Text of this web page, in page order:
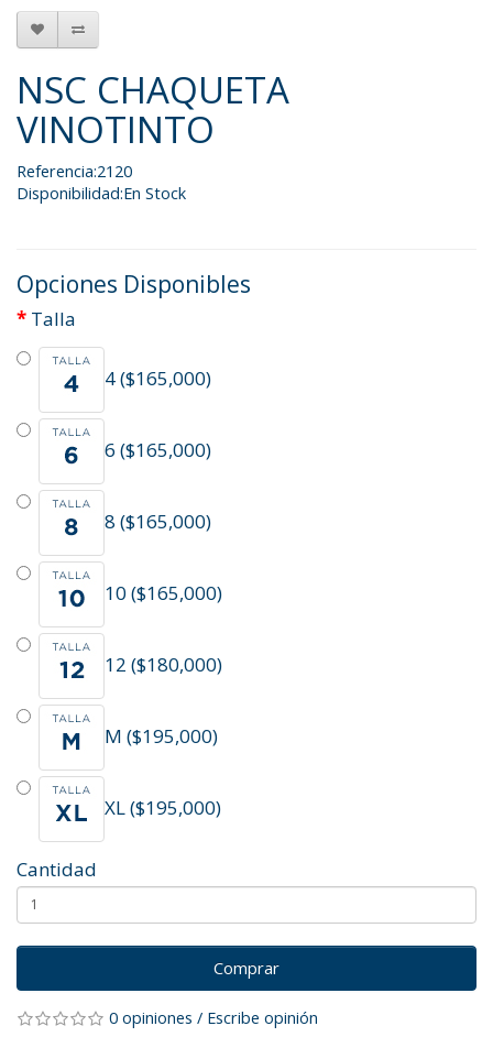
NSC CHAQUETA
VINOTINTO
Referencia:2120
Disponibilidad:En Stock
Opciones Disponibles
Talla
4 ($165,000)
6 ($165,000)
8 ($165,000)
10 ($165,000)
12 ($180,000)
M ($195,000)
XL ($195,000)
Cantidad
Comprar
0 opiniones / Escribe opinión